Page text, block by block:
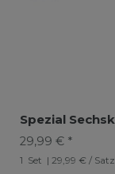
Spezial
29,99 € *
1 Set | 29,99 € / Satz